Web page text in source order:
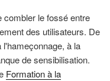
combler le fossé entre
des utilisateurs. De
à la
de sensibilisation.
Formation à la